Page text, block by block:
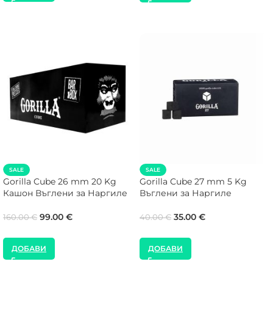
SALE
Gorilla Cube 26 mm 20 Kg
Кашон Въглени за Наргиле
160.00€ 99.00 €
ДОБАВИ
SALE
Gorilla Cube 27 mm 5 Kg
Въглени за Наргиле
40.00€ 35.00 €
ДОБАВИ